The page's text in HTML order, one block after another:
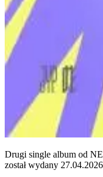
Drugi single album od
został wydany 27.04.2026